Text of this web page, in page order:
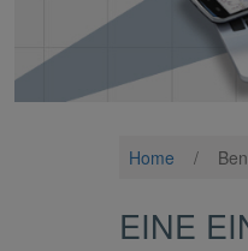
Home /
EINE